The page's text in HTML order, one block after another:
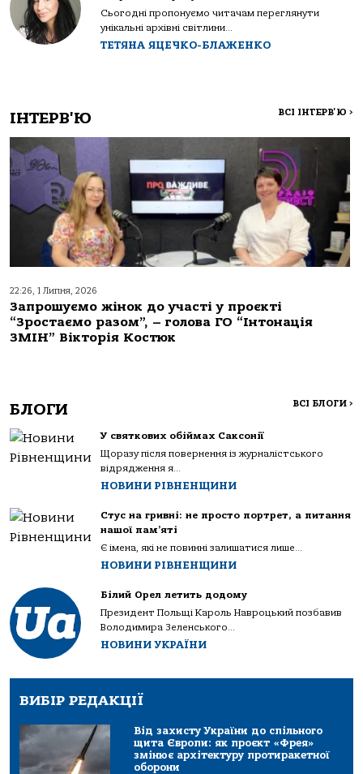
Сьогодні пропонуємо читачам переглянути
унікальні архівні світлини...
ТЕТЯНА ЯЦЕЧКО-БЛАЖЕНКО
ІНТЕРВ'Ю ВСІ ІНТЕРВ'Ю >
22:26, 1 Липня, 2026
Запрошуємо жінок до участі у проєкті
“Зростаємо разом”, – голова ГО “Інтонація
ЗМІН” Вікторія Костюк
БЛОГИ ВСІ БЛОГИ >
У святкових обіймах Саксонії
Щоразу після повернення із журналістського
відрядження я...
НОВИНИ РІВНЕНЩИНИ
Стус на гривні: не просто портрет, а питання
нашої пам’яті
Є імена, які не повинні залишатися лише...
НОВИНИ РІВНЕНЩИНИ
Білий Орел летить додому
Президент Польщі Кароль Навроцький позбавив
Володимира Зеленського...
НОВИНИ УКРАЇНИ
ВИБІР РЕДАКЦІЇ
Від захисту України до спільного
щита Європи: як проєкт «Фрея»
змінює архітектуру протиракетної
оборони